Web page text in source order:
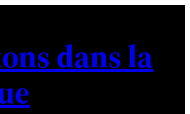
dans la